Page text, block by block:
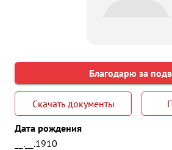
Благодарю за
Скачать документы
Дата рождения
__.__.1910